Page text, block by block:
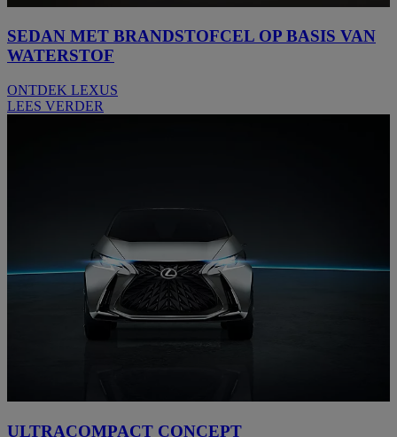
SEDAN MET BRANDSTOFCEL OP BASIS VAN
WATERSTOF
ONTDEK LEXUS
LEES VERDER
ULTRACOMPACT CONCEPT